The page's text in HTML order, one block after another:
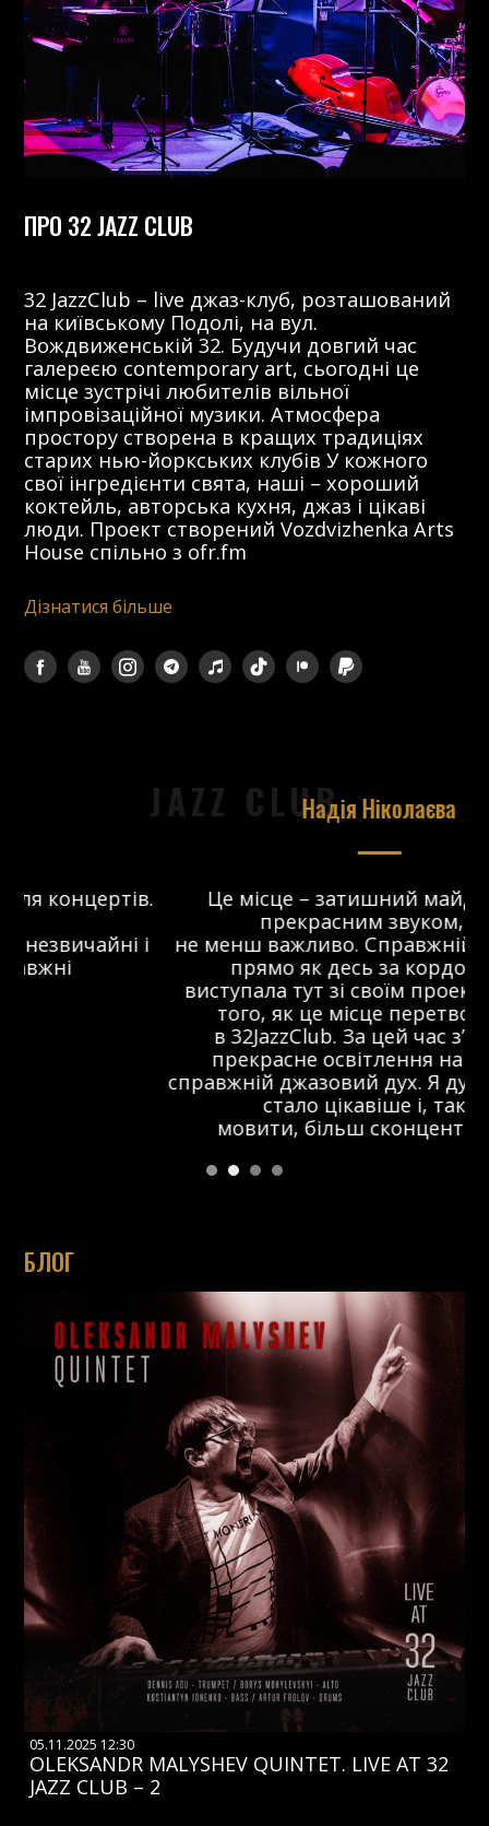
ПРО 32 JAZZ CLUB
32 JazzClub – live джаз-клуб, розташований
на київському Подолі, на вул.
Вождвиженській 32. Будучи довгий час
галереєю contemporary art, сьогодні це
місце зустрічі любителів вільної
імпровізаційної музики. Атмосфера
простору створена в кращих традиціях
старих нью-йоркських клубів У кожного
свої інгредієнти свята, наші – хороший
коктейль, авторська кухня, джаз і цікаві
люди. Проект створений Vozdvizhenka Arts
House спільно з ofr.fm
Дізнатися більше
JAZZ CLUB
Надія Ніколаєва
Це місце – затишний майданчик з
прекрасним звуком, що
не менш важливо. Справжній джаз-клуб,
прямо як десь за кордоном. Я
виступала тут зі своїм проектом ще до
того, як це місце перетворилося
в 32JazzClub. За цей час з’явилося
прекрасне освітлення на сцені та
справжній джазовий дух. Я думаю, що тут
стало цікавіше і, так би
мовити, більш сконцентровано.
БЛОГ
05.11.2025 12:30
OLEKSANDR MALYSHEV QUINTET. LIVE AT 32
JAZZ CLUB – 2